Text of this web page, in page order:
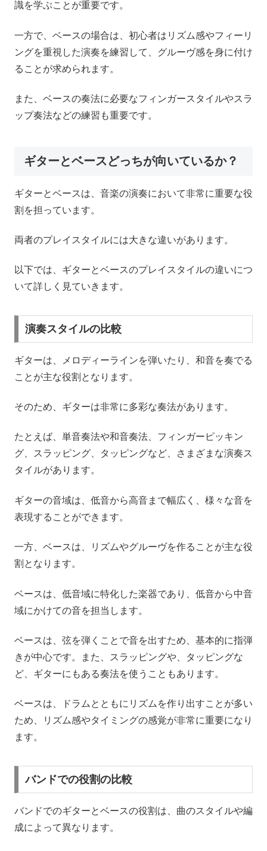
識を学ぶことが重要です。
一方で、ベースの場合は、初心者はリズム感やフィーリ
ングを重視した演奏を練習して、グルーヴ感を身に付け
ることが求められます。
また、ベースの奏法に必要なフィンガースタイルやスラ
ップ奏法などの練習も重要です。
ギターとベースどっちが向いているか？
ギターとベースは、音楽の演奏において非常に重要な役
割を担っています。
両者のプレイスタイルには大きな違いがあります。
以下では、ギターとベースのプレイスタイルの違いにつ
いて詳しく見ていきます。
演奏スタイルの比較
ギターは、メロディーラインを弾いたり、和音を奏でる
ことが主な役割となります。
そのため、ギターは非常に多彩な奏法があります。
たとえば、単音奏法や和音奏法、フィンガーピッキン
グ、スラッピング、タッピングなど、さまざまな演奏ス
タイルがあります。
ギターの音域は、低音から高音まで幅広く、様々な音を
表現することができます。
一方、ベースは、リズムやグルーヴを作ることが主な役
割となります。
ベースは、低音域に特化した楽器であり、低音から中音
域にかけての音を担当します。
ベースは、弦を弾くことで音を出すため、基本的に指弾
きが中心です。また、スラッピングや、タッピングな
ど、ギターにもある奏法を使うこともあります。
ベースは、ドラムとともにリズムを作り出すことが多い
ため、リズム感やタイミングの感覚が非常に重要になり
ます。
バンドでの役割の比較
バンドでのギターとベースの役割は、曲のスタイルや編
成によって異なります。